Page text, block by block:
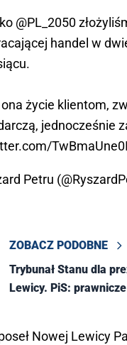
@PL_2050
handel w
ona życie klientom,
jednocześnie
TwBmaUne0I
Petru
ZOBACZ PODOBNE
Trybunał Stanu dla
Lewicy. PiS:
Nowej Lewicy